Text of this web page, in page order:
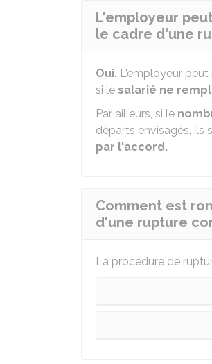
L'employeur
le cadre d'une
Oui. L'employeur
si le salarié ne
Par ailleurs, si le
départs envisagés, ils
par l'accord.
Comment est
d'une rupture
La procédure de